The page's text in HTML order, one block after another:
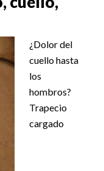
¿Dolor del
cuello hasta
los
hombros?
Trapecio
cargado